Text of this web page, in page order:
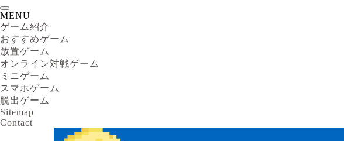
MENU
ゲーム紹介
おすすめゲーム
放置ゲーム
オンライン対戦ゲーム
ミニゲーム
スマホゲーム
脱出ゲーム
Sitemap
Contact